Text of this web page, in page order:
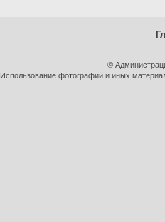
©
Использование фотографий и иных